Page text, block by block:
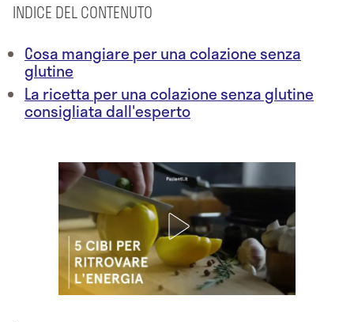
INDICE DEL CONTENUTO
Cosa mangiare per una colazione senza
glutine
La ricetta per una colazione senza glutine
consigliata dall'esperto